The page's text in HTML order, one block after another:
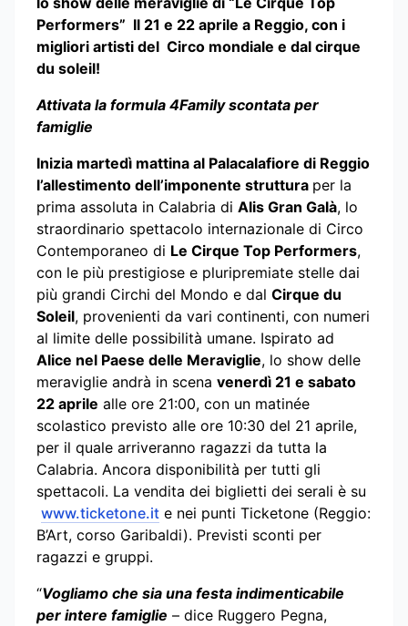
Performers” Il 21 e 22 aprile a Reggio, con i
migliori artisti del Circo mondiale e dal cirque
du soleil!
Attivata la formula 4Family scontata per
famiglie
Inizia martedì mattina al Palacalafiore di Reggio
l’allestimento dell’imponente struttura per la
prima assoluta in Calabria di Alis Gran Galà, lo
straordinario spettacolo internazionale di Circo
Contemporaneo di Le Cirque Top Performers,
con le più prestigiose e pluripremiate stelle dai
più grandi Circhi del Mondo e dal Cirque du
Soleil, provenienti da vari continenti, con numeri
al limite delle possibilità umane. Ispirato ad
Alice nel Paese delle Meraviglie, lo show delle
meraviglie andrà in scena venerdì 21 e sabato
22 aprile alle ore 21:00, con un matinée
scolastico previsto alle ore 10:30 del 21 aprile,
per il quale arriveranno ragazzi da tutta la
Calabria. Ancora disponibilità per tutti gli
spettacoli. La vendita dei biglietti dei serali è su
www.ticketone.it e nei punti Ticketone (Reggio:
B’Art, corso Garibaldi). Previsti sconti per
ragazzi e gruppi.
“Vogliamo che sia una festa indimenticabile
per intere famiglie – dice Ruggero Pegna,